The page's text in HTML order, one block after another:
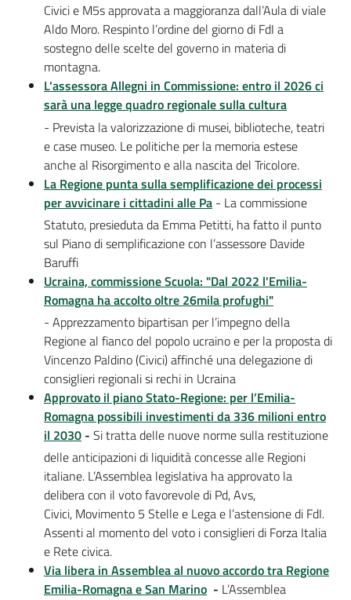
Civici e M5s approvata a maggioranza dall’Aula di viale
Aldo Moro. Respinto l’ordine del giorno di FdI a
sostegno delle scelte del governo in materia di
montagna.
L'assessora Allegni in Commissione: entro il 2026 ci
sarà una legge quadro regionale sulla cultura
- Prevista la valorizzazione di musei, biblioteche, teatri
e case museo. Le politiche per la memoria estese
anche al Risorgimento e alla nascita del Tricolore.
La Regione punta sulla semplificazione dei processi
per avvicinare i cittadini alle Pa - La commissione
Statuto, presieduta da Emma Petitti, ha fatto il punto
sul Piano di semplificazione con l’assessore Davide
Baruffi
Ucraina, commissione Scuola: "Dal 2022 l'Emilia-
Romagna ha accolto oltre 26mila profughi"
- Apprezzamento bipartisan per l’impegno della
Regione al fianco del popolo ucraino e per la proposta di
Vincenzo Paldino (Civici) affinché una delegazione di
consiglieri regionali si rechi in Ucraina
Approvato il piano Stato-Regione: per l’Emilia-
Romagna possibili investimenti da 336 milioni entro
il 2030 - Si tratta delle nuove norme sulla restituzione
delle anticipazioni di liquidità concesse alle Regioni
italiane. L’Assemblea legislativa ha approvato la
delibera con il voto favorevole di Pd, Avs,
Civici, Movimento 5 Stelle e Lega e l’astensione di FdI.
Assenti al momento del voto i consiglieri di Forza Italia
e Rete civica.
Via libera in Assemblea al nuovo accordo tra Regione
Emilia-Romagna e San Marino - L’Assemblea